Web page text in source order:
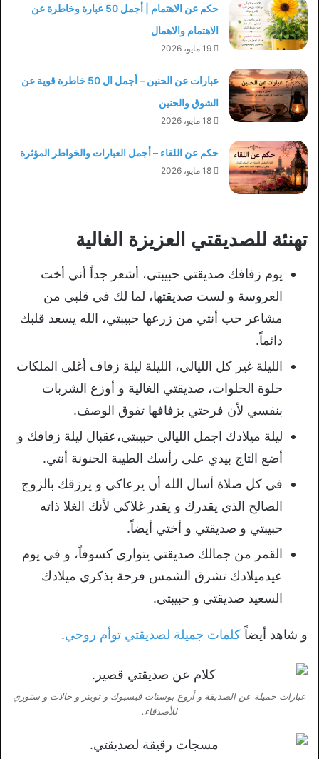
حكم عن الاهتمام | أجمل 50 عبارة وخاطرة عن
الاهتمام والاهمال
19 مايو، 2026
عبارات عن الحنين – أجمل ال 50 خاطرة قوية عن
الشوق والحنين
18 مايو، 2026
حكم عن اللقاء – أجمل العبارات والخواطر المؤثرة
18 مايو، 2026
تهنئة للصديقتي العزيزة الغالية
يوم زفافك صديقتي حبيبتي، أشعر جداً أني أخت
العروسة و لست صديقتها، لما لك في قلبي من
مشاعر حب أنتي من زرعها حبيبتي، الله يسعد قلبك
دائماً.
الليلة غير كل الليالي، الليلة ليلة زفاف أغلى الملكات
حلوة الحلوات، صديقتي الغالية و أوزع الشربات
بنفسي لأن فرحتي بزفافها تفوق الوصف.
ليلة ميلادك اجمل الليالي حبيبتي،عقبال ليلة زفافك و
أضع التاج بيدي على رأسك الطيبة الحنونة أنتي.
في كل صلاة أسال الله أن يرعاكي و يرزقك بالزوج
الصالح الذي يقدرك و يقدر غلاكي لأنك الغلا ذاته
حبيبتي و صديقتي و أختي أيضاً.
القمر من جمالك صديقتي يتوارى كسوفاً، و في يوم
عيدميلادك تشرق الشمس فرحة بذكرى ميلادك
السعيد صديقتي و حبيبتي.
و شاهد أيضاً كلمات جميلة لصديقتي توأم روحي.
عبارات جميلة عن الصديقة و أروع بوستات فيسبوك و تويتر و حالات و ستوري
للأصدقاء.